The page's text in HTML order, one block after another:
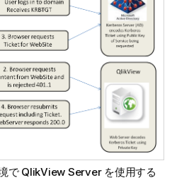
で QlikView Serverを使用する